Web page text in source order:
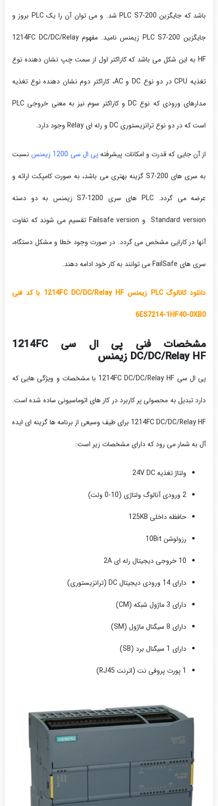
باشد که جایگزین PLC S7-200 شد. و می توان آن را یک PLC بروز و
جایگزین PLC S7-200 زیمنس نامید. مفهوم 1214FC DC/DC/Relay
HF به این شکل می باشد که کاراکتر اول از سمت چپ نشان دهنده نوع
تغذیه CPU در دو نوع DC و AC، کاراکتر دوم نشان دهنده نوع تغذیه
مدارهای ورودی که نوع DC و کاراکتر سوم نیز به معنی خروجی PLC
است که در دو نوع ترانزیستوری DC و رله ای Relay وجود دارد.
از آن جایی که قدرت و امکانات پیشرفتهپی ال سی 1200 زیمنس نسبت
به سری های S7-200 گزینه بهتری می باشد، به صورت کامپکت ارائه و
عرضه می گردد. PLC های سری S7-1200 زیمنس به دو دسته
Standard version و Failsafe version تقسیم می شوند که تفاوت
آنها در کارایی مشخص می گردد. در صورت وجود خطا و مشکل دستگاه،
سری های FailSafe می توانند به کار خود ادامه دهند.
دانلود کاتالوگ PLC زیمنس 1214FC DC/DC/Relay HF با کد فنی
6ES7214-1HF40-0XB0
مشخصات فنی پی ال سی 1214FC
DC/DC/Relay HF زیمنس
پی ال سی 1214FC DC/DC/Relay HF با مشخصات و ویژگی هایی که
دارد تبدیل به محصولی پر کاربرد در کار های اتوماسیونی ساده شده است.
1214FC DC/DC/Relay HF برای طیف وسیعی از برنامه ها گزینه ای ایده
آل به شمار می رود که دارای مشخصات زیر است:
ولتاژ تغذیه 24V DC
2 ورودی آنالوگ ولتاژی (10-0 ولت)
حافظه داخلی 125KB
رزولوشن 10Bit
10 خروجی دیجیتال رله ای 2A
دارای 14 ورودی دیجیتال DC (ترانزیستوری)
دارای 3 ماژول شبکه (CM)
دارای 8 سیگنال ماژول (SM)
دارای 1 سیگنال برد (SB)
1 پورت پروفی نت (اترنت RJ45)